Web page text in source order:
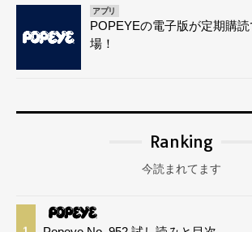
アプリ
POPEYEの電子版が定期購
場！
Ranking
今読まれてます